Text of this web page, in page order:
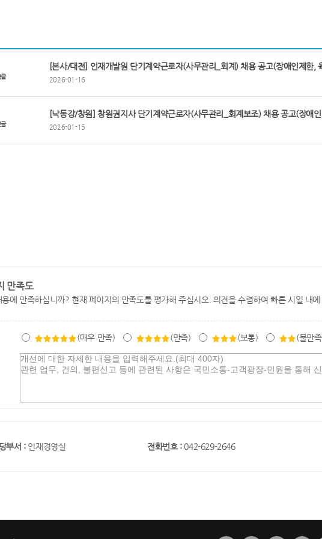
[본사/대전] 인재개발원 단기계약근로자(사무관리_회계) 채용 공고(장애인제한,
2026-01-16
[낙동강/창원] 창원권지사 단기계약근로자(사무관리_회계보조) 채용 공고(장애
2026-01-15
만족도
에 만족하십니까? 현재 페이지의 만족도를 평가해 주십시오. 의견을 수렴하여 빠른 시일 내에
(매우 만족) (만족) (보통) (불만
부서 : 인재경영실 전화번호 : 042-629-2646